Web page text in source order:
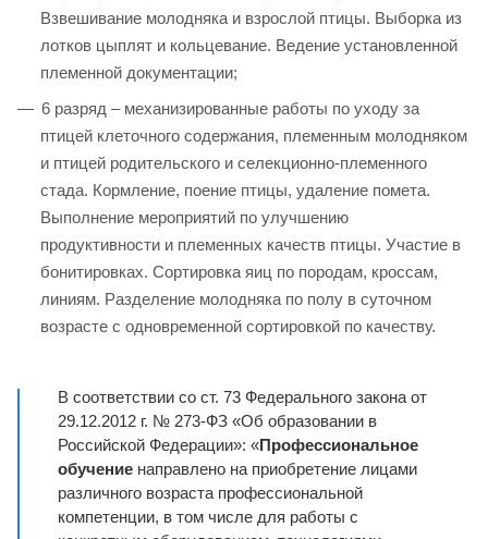
Взвешивание молодняка и взрослой птицы. Выборка из
лотков цыплят и кольцевание. Ведение установленной
племенной документации;
6 разряд – механизированные работы по уходу за
птицей клеточного содержания, племенным молодняком
и птицей родительского и селекционно-племенного
стада. Кормление, поение птицы, удаление помета.
Выполнение мероприятий по улучшению
продуктивности и племенных качеств птицы. Участие в
бонитировках. Сортировка яиц по породам, кроссам,
линиям. Разделение молодняка по полу в суточном
возрасте с одновременной сортировкой по качеству.
В соответствии со ст. 73 Федерального закона от
29.12.2012 г. № 273-ФЗ «Об образовании в
Российской Федерации»: «Профессиональное
обучение направлено на приобретение лицами
различного возраста профессиональной
компетенции, в том числе для работы с